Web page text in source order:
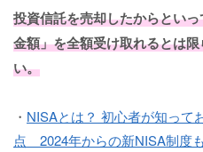
投資信託を売却したからとい
金額」を全額受け取れるとは
い。
・ NISAとは？ 初心者が知って
点 2024年からの新NISA制度